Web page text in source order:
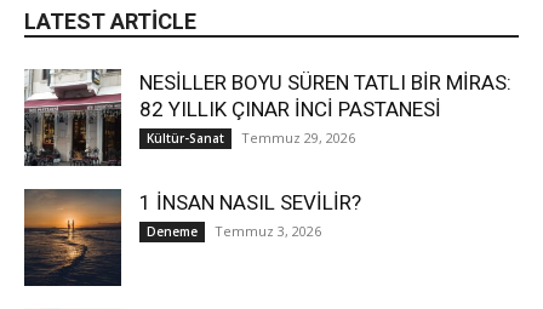
LATEST ARTICLE
NESİLLER BOYU SÜREN TATLI BİR MİRAS:
82 YILLIK ÇINAR İNCİ PASTANESİ
Kültür-Sanat Temmuz 29, 2026
1 İNSAN NASIL SEVİLİR?
Deneme Temmuz 3, 2026